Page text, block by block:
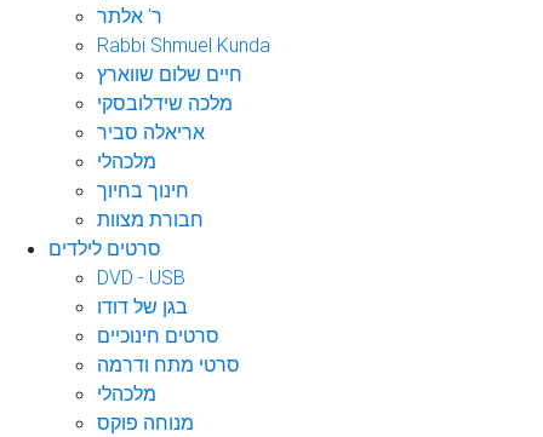
ר' אלתר
Rabbi Shmuel Kunda
חיים שלום שווארץ
מלכה שידלובסקי
אריאלה סביר
מלכהלי
חינוך בחיוך
חבורת מצוות
סרטים לילדים
DVD - USB
בגן של דודו
סרטים חינוכיים
סרטי מתח ודרמה
מלכהלי
מנוחה פוקס